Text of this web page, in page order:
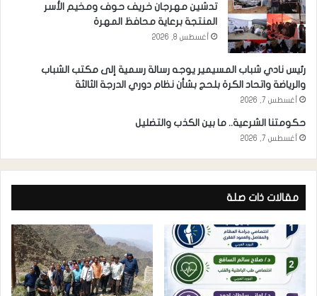
تدشين مهرجان خريف حوف ومخيم الأسر
المنتجة برعاية محافظ المهرة
أغسطس 8, 2026
رئيس نادي شباب المسيمير يوجه رسالة رسمية إلى مكتب الشباب
والرياضة واتحاد الكرة بلحج بشأن نظام دوري الدرجة الثالثة
أغسطس 7, 2026
حكومتنا الشرعية.. ما بين الكذب والتضليل
أغسطس 7, 2026
مقالات ذات صلة